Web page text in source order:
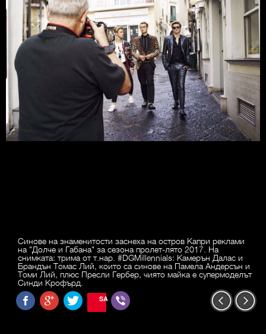
Синове на знаменитости заснеха на остров Капри реклами
на "Долче и Габана" за сезона пролет-лято 2017. На
снимката: трима от т.нар. #DGMillennials: Камерън Далас и
Брандън Томас Лий, които са синове на Памела Андерсън и
Томи Лий, плюс Пресли Гербер, чиято майка е супермоделът
Синди Крофърд.
SAVE